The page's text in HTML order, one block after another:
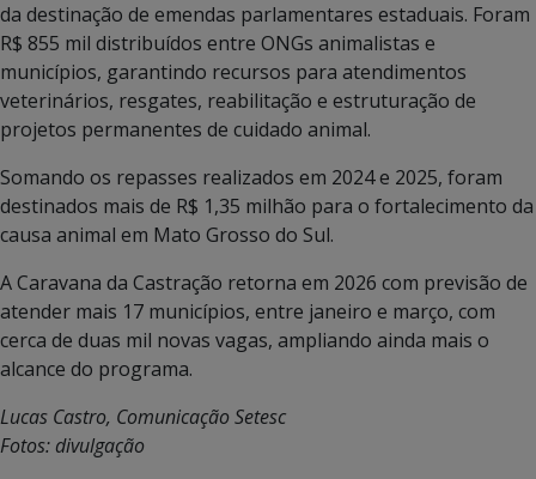
da destinação de emendas parlamentares estaduais. Foram
R$ 855 mil distribuídos entre ONGs animalistas e
municípios, garantindo recursos para atendimentos
veterinários, resgates, reabilitação e estruturação de
projetos permanentes de cuidado animal.
Somando os repasses realizados em 2024 e 2025, foram
destinados mais de R$ 1,35 milhão para o fortalecimento da
causa animal em Mato Grosso do Sul.
A Caravana da Castração retorna em 2026 com previsão de
atender mais 17 municípios, entre janeiro e março, com
cerca de duas mil novas vagas, ampliando ainda mais o
alcance do programa.
Lucas Castro, Comunicação Setesc
Fotos: divulgação